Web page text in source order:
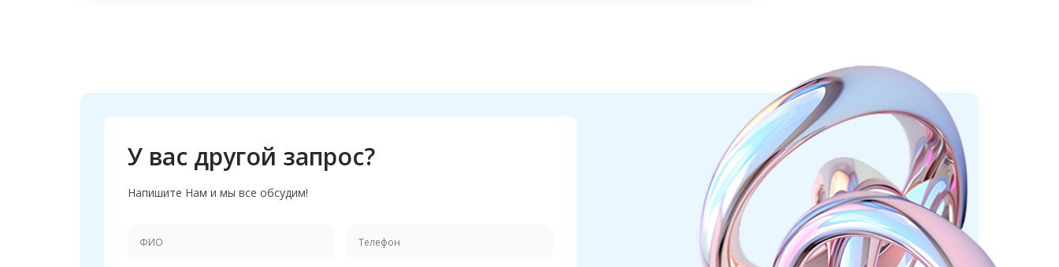
У вас другой запрос?
Напишите Нам и мы все обсудим!